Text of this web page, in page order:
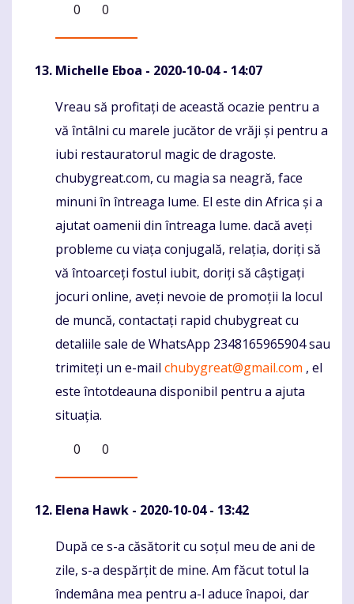
0
0
Michelle Eboa - 2020-10-04 - 14:07
Komentaras
Vreau să profitați de această ocazie pentru a
vă întâlni cu marele jucător de vrăji și pentru a
iubi restauratorul magic de dragoste.
chubygreat.com, cu magia sa neagră, face
minuni în întreaga lume. El este din Africa și a
ajutat oamenii din întreaga lume. dacă aveți
probleme cu viața conjugală, relația, doriți să
vă întoarceți fostul iubit, doriți să câștigați
jocuri online, aveți nevoie de promoții la locul
de muncă, contactați rapid chubygreat cu
detaliile sale de WhatsApp 2348165965904 sau
trimiteți un e-mail chubygreat@gmail.com , el
este întotdeauna disponibil pentru a ajuta
situația.
0
0
Elena Hawk - 2020-10-04 - 13:42
Komentaras
După ce s-a căsătorit cu soțul meu de ani de
zile, s-a despărțit de mine. Am făcut totul la
îndemâna mea pentru a-l aduce înapoi, dar